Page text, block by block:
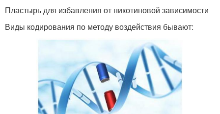
Пластырь для избавления от никотиновой зависимости
Виды кодирования по методу воздействия бывают: